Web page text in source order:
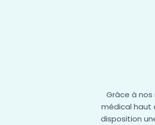
Grâce à nos
médical haut
disposition